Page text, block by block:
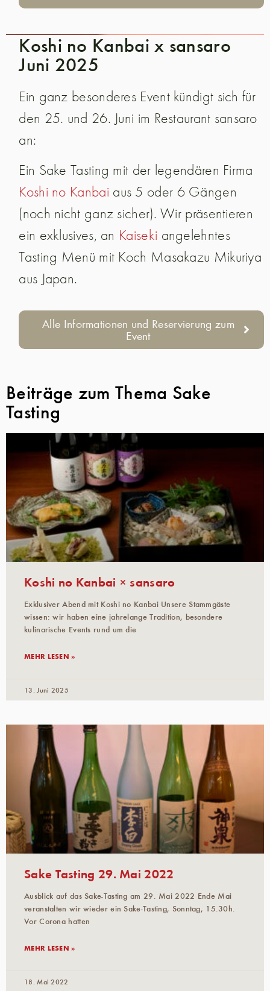
Koshi no Kanbai x sansaro
Juni 2025
Ein ganz besonderes Event kündigt sich für
den 25. und 26. Juni im Restaurant sansaro
an:
Ein Sake Tasting mit der legendären Firma
Koshi no Kanbai aus 5 oder 6 Gängen
(noch nicht ganz sicher). Wir präsentieren
ein exklusives, an Kaiseki angelehntes
Tasting Menü mit Koch Masakazu Mikuriya
aus Japan.
Alle Informationen und Reservierung zum
Event
Beiträge zum Thema Sake
Tasting
Koshi no Kanbai × sansaro
Exklusiver Abend mit Koshi no Kanbai Unsere Stammgäste
wissen: wir haben eine jahrelange Tradition, besondere
kulinarische Events rund um die
MEHR LESEN »
13. Juni 2025
Sake Tasting 29. Mai 2022
Ausblick auf das Sake-Tasting am 29. Mai 2022 Ende Mai
veranstalten wir wieder ein Sake-Tasting, Sonntag, 15.30h.
Vor Corona hatten
MEHR LESEN »
18. Mai 2022